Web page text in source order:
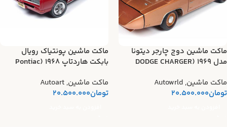
ماکت ماشین دوج چارجر دیتونا
مدل ۱۹۶۹ (DODGE CHARGER
ماکت ماشین,
Autowrld
تومان20.500.000
ماکت ماشین پونتیاک رویال
بابکت هاردتاپ ۱۹۶۸ (Pontiac
ماکت ماشین,
Autoart
تومان20.500.000